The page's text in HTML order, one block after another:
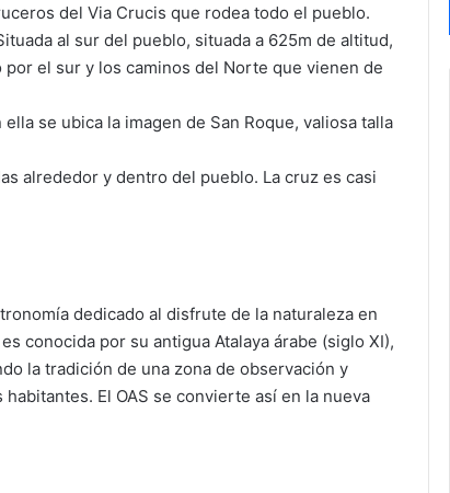
del Via Crucis que rodea todo el pueblo.
al sur del pueblo, situada a 625m de altitud,
el sur y los caminos del Norte que vienen de
se ubica la imagen de San Roque, valiosa talla
alrededor y dentro del pueblo. La cruz es casi
dedicado al disfrute de la naturaleza en
conocida por su antigua Atalaya árabe (siglo XI),
la tradición de una zona de observación y
El OAS se convierte así en la nueva